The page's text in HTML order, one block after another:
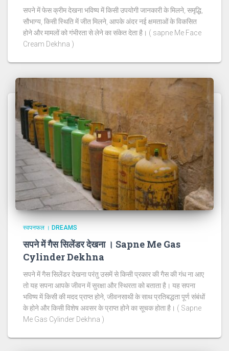
सपने में फेस क्रीम देखना भविष्य में किसी उपयोगी जानकारी के मिलने, समृद्धि,
सौभाग्य, किसी स्थिति में जीत मिलने, आपके अंदर नई क्षमताओं के विकसित
होने और मामलों को गंभीरता से लेने का संकेत देता है। ( sapne Me Face
Cream Dekhna )
स्वपनफल । DREAMS
सपने में गैस सिलेंडर देखना । Sapne Me Gas
Cylinder Dekhna
सपने में गैस सिलेंडर देखना परंतु उसमें से किसी प्रकार की गैस की गंध ना आए
तो यह सपना आपके जीवन में सुरक्षा और स्थिरता को बताता है। यह सपना
भविष्य में किसी की मदद प्राप्त होने, जीवनसाथी के साथ प्रतिबद्धता पूर्ण संबंधों
के होने और किसी विशेष अवसर के प्राप्त होने का सूचक होता है। ( Sapne
Me Gas Cylinder Dekhna )